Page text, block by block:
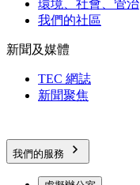
環境、社會、管治
我們的社區
新聞及媒體
TEC 網誌
新聞聚焦
我們的服務